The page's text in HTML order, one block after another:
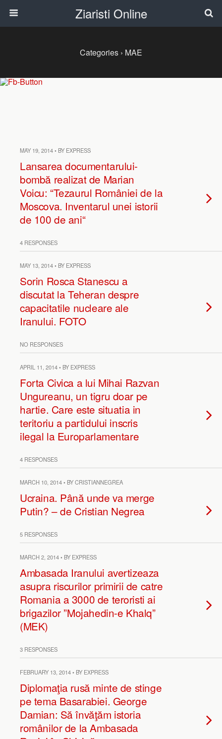
Ziaristi Online
Categories › MAE
MAY 19, 2014 • BY EXPRESS
Lansarea documentarului-
bombă realizat de Marian
Voicu: “Tezaurul României de la
Moscova. Inventarul unei istorii
de 100 de ani“
4 RESPONSES
MAY 13, 2014 • BY EXPRESS
Sorin Rosca Stanescu a
discutat la Teheran despre
capacitatile nucleare ale
Iranului. FOTO
NO RESPONSES
APRIL 11, 2014 • BY EXPRESS
Forta Civica a lui Mihai Razvan
Ungureanu, un tigru doar pe
hartie. Care este situatia in
teritoriu a partidului inscris
ilegal la Europarlamentare
4 RESPONSES
MARCH 10, 2014 • BY CRISTIANNEGREA
Ucraina. Până unde va merge
Putin? – de Cristian Negrea
5 RESPONSES
MARCH 2, 2014 • BY EXPRESS
Ambasada Iranului avertizeaza
asupra riscurilor primirii de catre
Romania a 3000 de teroristi ai
brigazilor ”Mojahedin-e Khalq”
(MEK)
3 RESPONSES
FEBRUARY 13, 2014 • BY EXPRESS
Diplomaţia rusă minte de stinge
pe tema Basarabiei. George
Damian: Să învăţăm istoria
românilor de la Ambasada